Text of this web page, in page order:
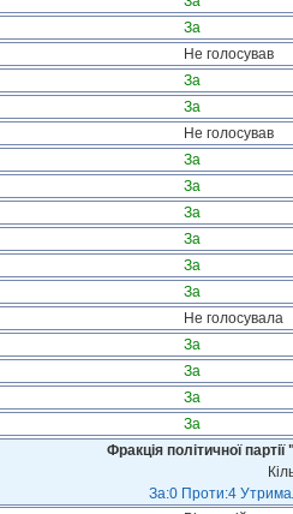
За
Не голосував
За
За
Не голосував
За
За
За
За
За
За
Не голосувала
За
За
За
За
Фракція політичної
За:0 Проти:4